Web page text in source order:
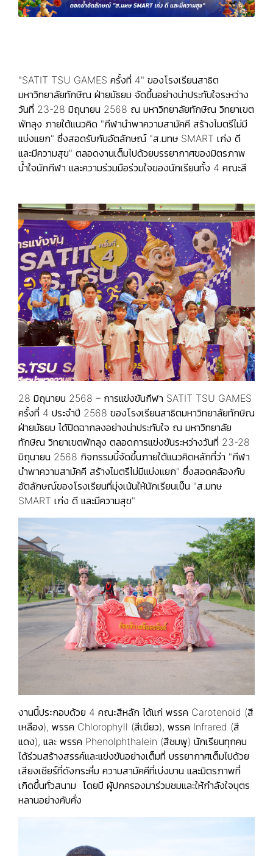
"SATIT TSU GAMES ครั้งที่ 4" ของโรงเรียนสาธิต
มหาวิทยาลัยทักษิณ ฝ่ายมัธยม จัดขึ้นอย่างน่าประทับใจระหว่าง
วันที่ 23-28 มิถุนายน 2568 ณ มหาวิทยาลัยทักษิณ วิทยาเขต
พัทลุง ภายใต้แนวคิด "กีฬานำพาความสามัคคี สร้างไมตรีไม่มี
แบ่งแยก" ซึ่งสอดรับกับอัตลักษณ์ "ส.มทษ SMART เก่ง ดี
และมีความสุข" ตลอดงานเต็มไปด้วยบรรยากาศของมิตรภาพ
น้ำใจนักกีฬา และความร่วมมือร่วมใจของนักเรียนทั้ง 4 คณะสี
28 มิถุนายน 2568 – การแข่งขันกีฬา SATIT TSU GAMES
ครั้งที่ 4 ประจำปี 2568 ของโรงเรียนสาธิตมหาวิทยาลัยทักษิณ
ฝ่ายมัธยม ได้ปิดฉากลงอย่างน่าประทับใจ ณ มหาวิทยาลัย
ทักษิณ วิทยาเขตพัทลุง ตลอดการแข่งขันระหว่างวันที่ 23-28
มิถุนายน 2568 กิจกรรมนี้จัดขึ้นภายใต้แนวคิดหลักที่ว่า "กีฬา
นำพาความสามัคคี สร้างไมตรีไม่มีแบ่งแยก" ซึ่งสอดคล้องกับ
อัตลักษณ์ของโรงเรียนที่มุ่งเน้นให้นักเรียนเป็น "ส.มทษ
SMART เก่ง ดี และมีความสุข"
งานนี้ประกอบด้วย 4 คณะสีหลัก ได้แก่ พรรค Carotenoid (สี
เหลือง), พรรค Chlorophyll (สีเขียว), พรรค Infrared (สี
แดง), และ พรรค Phenolphthalein (สีชมพู) นักเรียนทุกคน
ได้ร่วมสร้างสรรค์และแข่งขันอย่างเต็มที่ บรรยากาศเต็มไปด้วย
เสียงเชียร์ที่ดังกระหึ่ม ความสามัคคีที่เบ่งบาน และมิตรภาพที่
เกิดขึ้นทั่วสนาม โดยมี ผู้ปกครองมาร่วมชมและให้กำลังใจบุตร
หลานอย่างคับคั่ง